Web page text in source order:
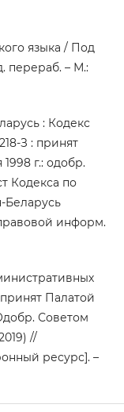
языка / Под
перераб. – М.:
: Кодекс
З : принят
г.: одобр.
Кодекса по
Беларусь
информ.
Палатой
Советом
//
ресурс]. –